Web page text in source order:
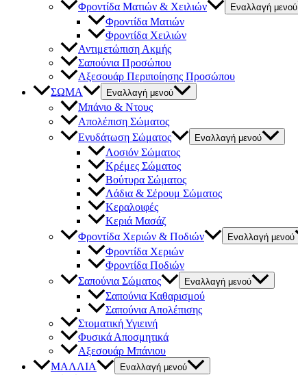
Φροντίδα Ματιών & Χειλιών
Εναλλαγή μενού
Φροντίδα Ματιών
Φροντίδα Χειλιών
Αντιμετώπιση Ακμής
Σαπούνια Προσώπου
Αξεσουάρ Περιποίησης Προσώπου
ΣΩΜΑ
Εναλλαγή μενού
Μπάνιο & Ντους
Απολέπιση Σώματος
Ενυδάτωση Σώματος
Εναλλαγή μενού
Λοσιόν Σώματος
Κρέμες Σώματος
Βούτυρα Σώματος
Λάδια & Σέρουμ Σώματος
Κεραλοιφές
Κεριά Μασάζ
Φροντίδα Χεριών & Ποδιών
Εναλλαγή μενού
Φροντίδα Χεριών
Φροντίδα Ποδιών
Σαπούνια Σώματος
Εναλλαγή μενού
Σαπούνια Καθαρισμού
Σαπούνια Απολέπισης
Στοματική Υγιεινή
Φυσικά Αποσμητικά
Αξεσουάρ Μπάνιου
ΜΑΛΛΙΑ
Εναλλαγή μενού